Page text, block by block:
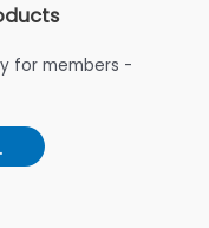
for members -